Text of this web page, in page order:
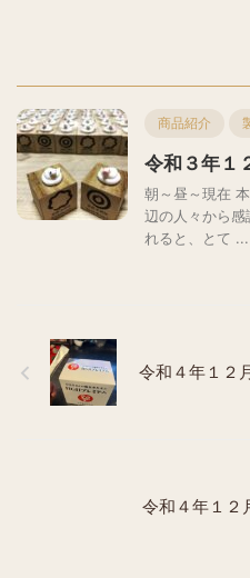
商品紹介
令和３年１
朝～昼～現在
辺の人々から感
れると、とて ...
令和４年１２
令和４年１２